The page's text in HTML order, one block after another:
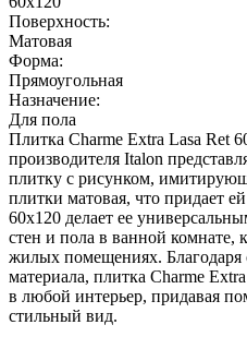
Поверхность:
Матовая
Форма:
Прямоугольная
Назначение:
Для пола
Плитка Charme Extra Lasa Ret
производителя Italon
плитку с рисунком,
плитки матовая, что придает
60x120 делает ее
стен и пола в ванной комнате,
жилых помещениях. Благодаря
материала, плитка Charme
в любой интерьер, придавая
стильный вид.